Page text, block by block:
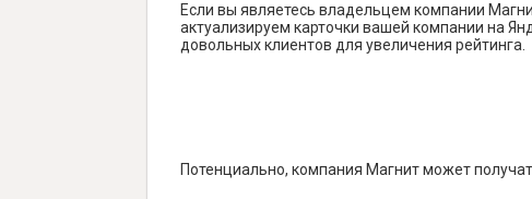
Если вы являетесь владельцем компании
актуализируем карточки вашей компании на
довольных клиентов для увеличения рейтинга.
Потенциально, компания Магнит может